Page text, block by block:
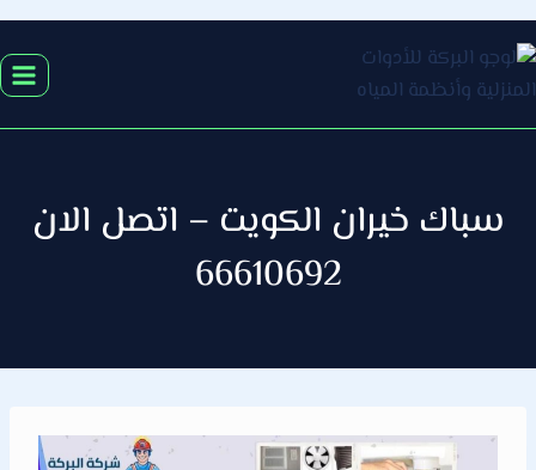
التجاوز
إلى
المحتوى
سباك خيران الكويت – اتصل الان
66610692